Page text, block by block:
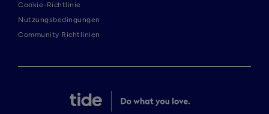
Cookie-Richtlinie
Nutzungsbedingungen
Community Richtlinien